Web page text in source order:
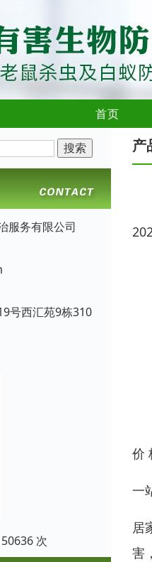
首页
服务有限公司
号西汇苑9栋310
次
产
价
一
居
害